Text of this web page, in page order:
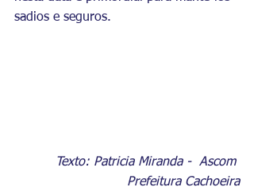
sadios e seguros.
Texto: Patricia Miranda -  Ascom
Prefeitura Cachoeira